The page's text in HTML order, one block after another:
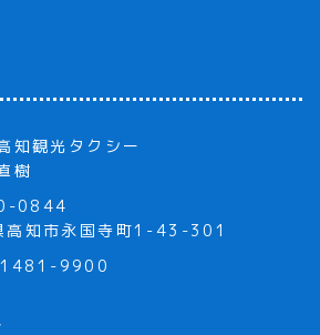
知観光タクシー
樹
0844
高知市永国寺町1-43-301
9900